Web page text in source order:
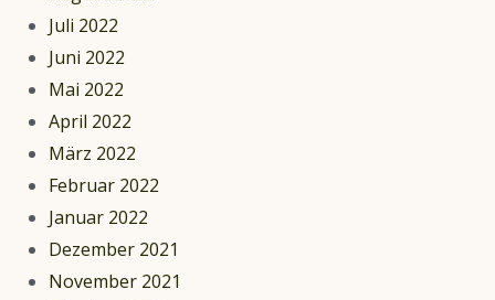
Juli 2022
Juni 2022
Mai 2022
April 2022
März 2022
Februar 2022
Januar 2022
Dezember 2021
November 2021